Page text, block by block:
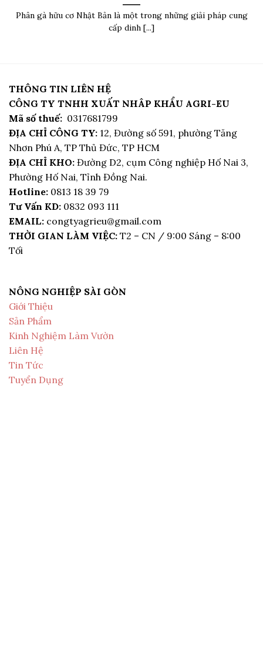
Phân gà hữu cơ Nhật Bản là một trong những giải pháp cung
cấp dinh [...]
THÔNG TIN LIÊN HỆ
CÔNG TY TNHH XUẤT NHÂP KHẨU AGRI-EU
Mã số thuế: 0317681799
ĐỊA CHỈ CÔNG TY: 12, Đường số 591, phường Tăng
Nhơn Phú A, TP Thủ Đức, TP HCM
ĐỊA CHỈ KHO: Đường D2, cụm Công nghiệp Hố Nai 3,
Phường Hố Nai, Tỉnh Đồng Nai.
Hotline: 0813 18 39 79
Tư Vấn KD: 0832 093 111
EMAIL: congtyagrieu@gmail.com
THỜI GIAN LÀM VIỆC: T2 – CN / 9:00 Sáng – 8:00
Tối
NÔNG NGHIỆP SÀI GÒN
Giới Thiệu
Sản Phẩm
Kinh Nghiệm Làm Vườn
Liên Hệ
Tin Tức
Tuyển Dụng